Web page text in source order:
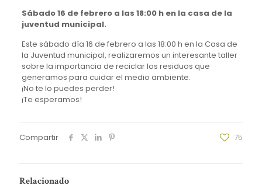
Sábado 16 de febrero a las 18:00 h en la casa de la
juventud municipal.
Este sábado día 16 de febrero a las 18:00 h en la Casa de
la Juventud municipal, realizaremos un interesante taller
sobre la importancia de reciclar los residuos que
generamos para cuidar el medio ambiente.
¡No te lo puedes perder!
¡Te esperamos!
Compartir 75
Relacionado